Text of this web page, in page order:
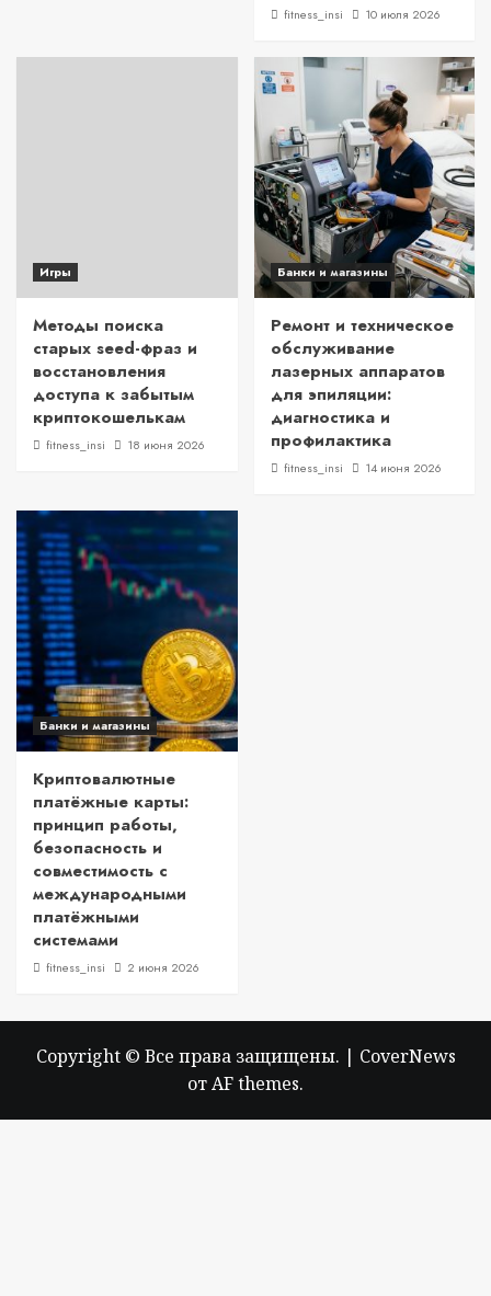
fitness_insi 10 июля 2026
Игры
Методы поиска
старых seed-фраз и
восстановления
доступа к забытым
криптокошелькам
fitness_insi 18 июня 2026
Банки и магазины
Ремонт и техническое
обслуживание
лазерных аппаратов
для эпиляции:
диагностика и
профилактика
fitness_insi 14 июня 2026
Банки и магазины
Криптовалютные
платёжные карты:
принцип работы,
безопасность и
совместимость с
международными
платёжными
системами
fitness_insi 2 июня 2026
Copyright © Все права защищены. | CoverNews
от AF themes.